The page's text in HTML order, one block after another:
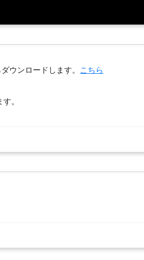
ウンロードします。 こちら
。